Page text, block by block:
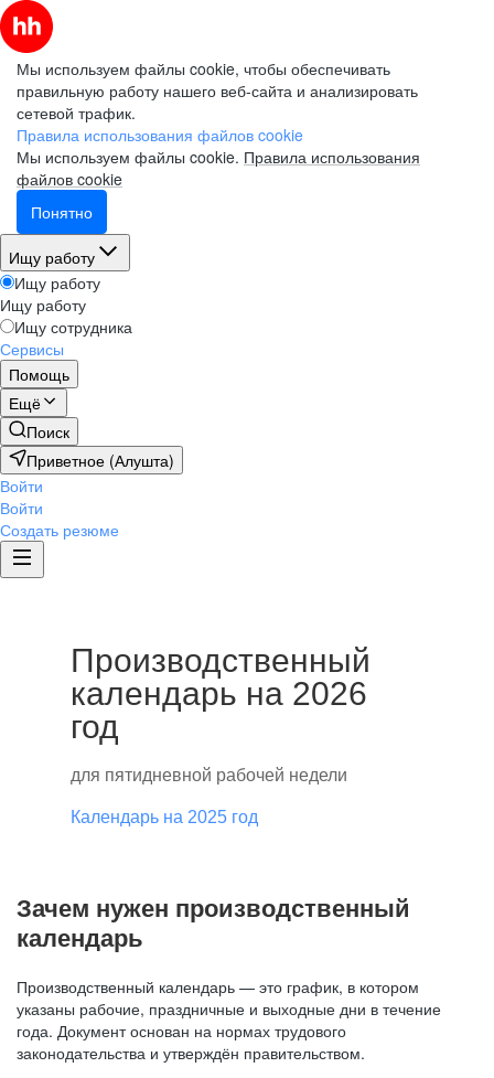
Мы используем файлы cookie, чтобы обеспечивать
правильную работу нашего веб-сайта и анализировать
сетевой трафик.
Правила использования файлов cookie
Мы используем файлы cookie. Правила использования
файлов cookie
Понятно
Ищу работу
Ищу работу
Ищу работу
Ищу сотрудника
Сервисы
Помощь
Ещё
Поиск
Приветное (Алушта)
Войти
Войти
Создать резюме
Производственный
календарь на 2026
год
для пятидневной рабочей недели
Календарь на 2025 год
Зачем нужен производственный
календарь
Производственный календарь — это график, в котором
указаны рабочие, праздничные и выходные дни в течение
года. Документ основан на нормах трудового
законодательства и утверждён правительством.